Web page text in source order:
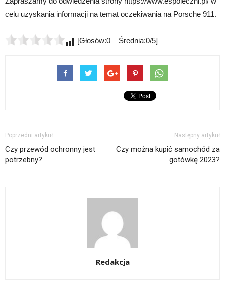
celu uzyskania informacji na temat oczekiwania na Porsche 911.
[Głosów:0 Średnia:0/5]
Poprzedni artykuł
Czy przewód ochronny jest
potrzebny?
Następny artykuł
Czy można kupić samochód za
gotówkę 2023?
Redakcja